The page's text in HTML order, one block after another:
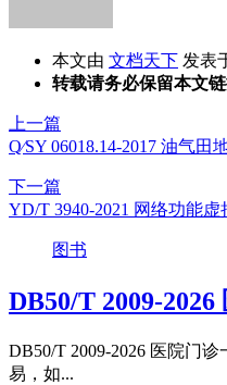
本文由 文档天下 发表
转载请务必保留本文链
上一篇
Q∕SY 06018.14-2017 油气
下一篇
YD/T 3940-2021 网络功能
图书
DB50/T 2009-
DB50/T 2009-2026 医院门
易，如...